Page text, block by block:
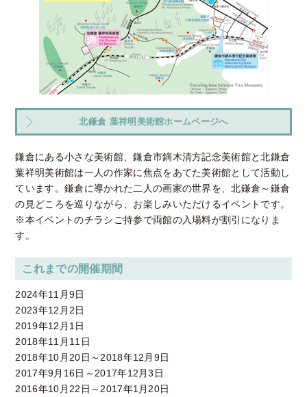
北鎌倉 葉祥明美術館ホームページへ
鎌倉にある小さな美術館、鎌倉市鏑木清方記念美術館と北鎌倉
葉祥明美術館は一人の作家に焦点をあてた美術館として活動し
ています。鎌倉に導かれた二人の画家の世界を、北鎌倉～鎌倉
の見どころを巡りながら、お楽しみいただけるイベントです。
※本イベントのチラシご持参で両館の入場料が割引になりま
す。
これまでの開催期間
2024年11月9日
2023年12月2日
2019年12月1日
2018年11月11日
2018年10月20日～2018年12月9日
2017年9月16日～2017年12月3日
2016年10月22日～2017年1月20日